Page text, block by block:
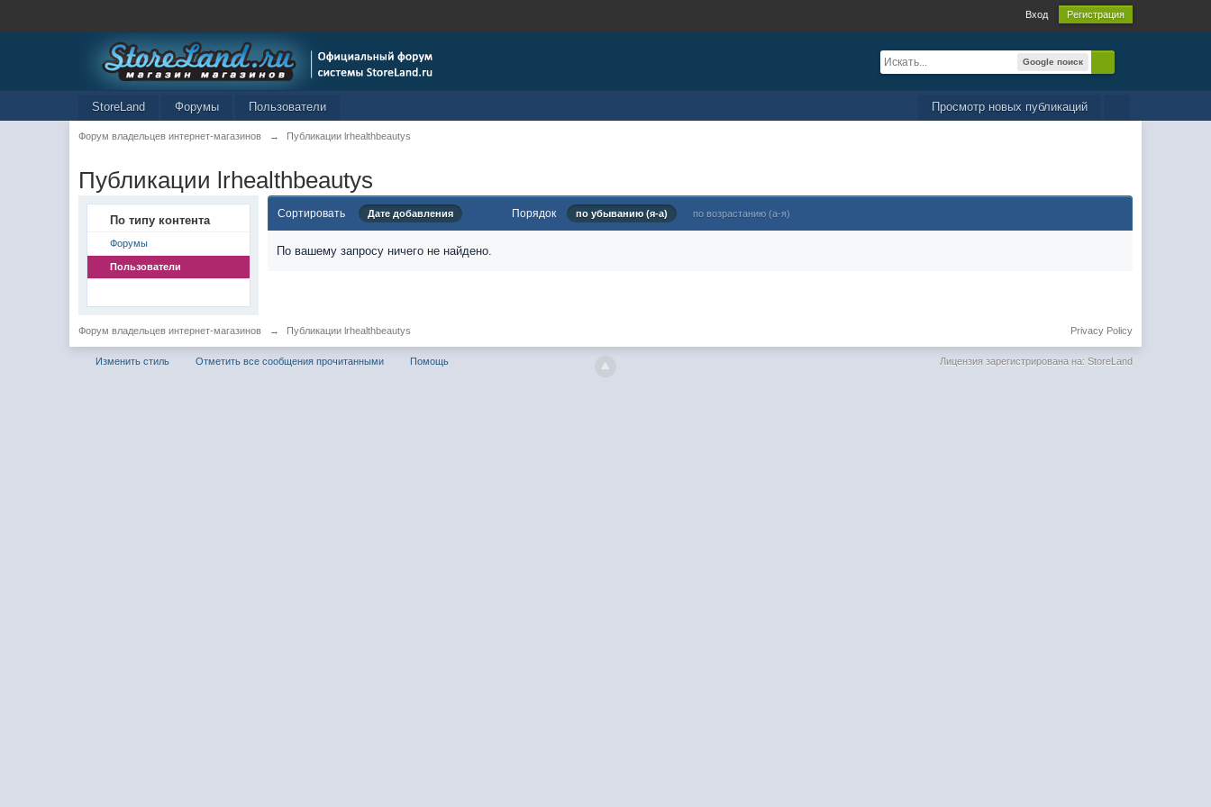
Вход Регистрация
Google поиск
Просмотр новых публикаций
StoreLand Форумы Пользователи
Форум владельцев интернет-магазинов → Публикации lrhealthbeautys
Публикации lrhealthbeautys
По типу контента
Форумы
Пользователи
Сортировать Дате добавления Порядок по убыванию (я-а) по возрастанию (а-я)
По вашему запросу ничего не найдено.
Форум владельцев интернет-магазинов → Публикации lrhealthbeautys Privacy Policy
Изменить стиль Отметить все сообщения прочитанными Помощь Лицензия зарегистрирована на: StoreLand